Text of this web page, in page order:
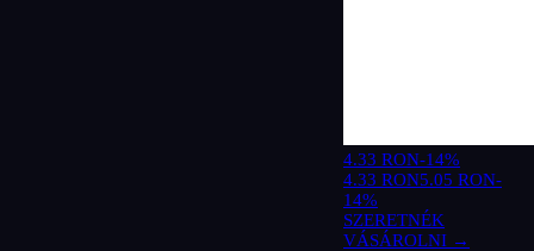
4.33 RON-14%
4.33 RON5.05 RON-
14%
SZERETNÉK
VÁSÁROLNI →